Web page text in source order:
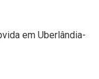
em Uberlândia-